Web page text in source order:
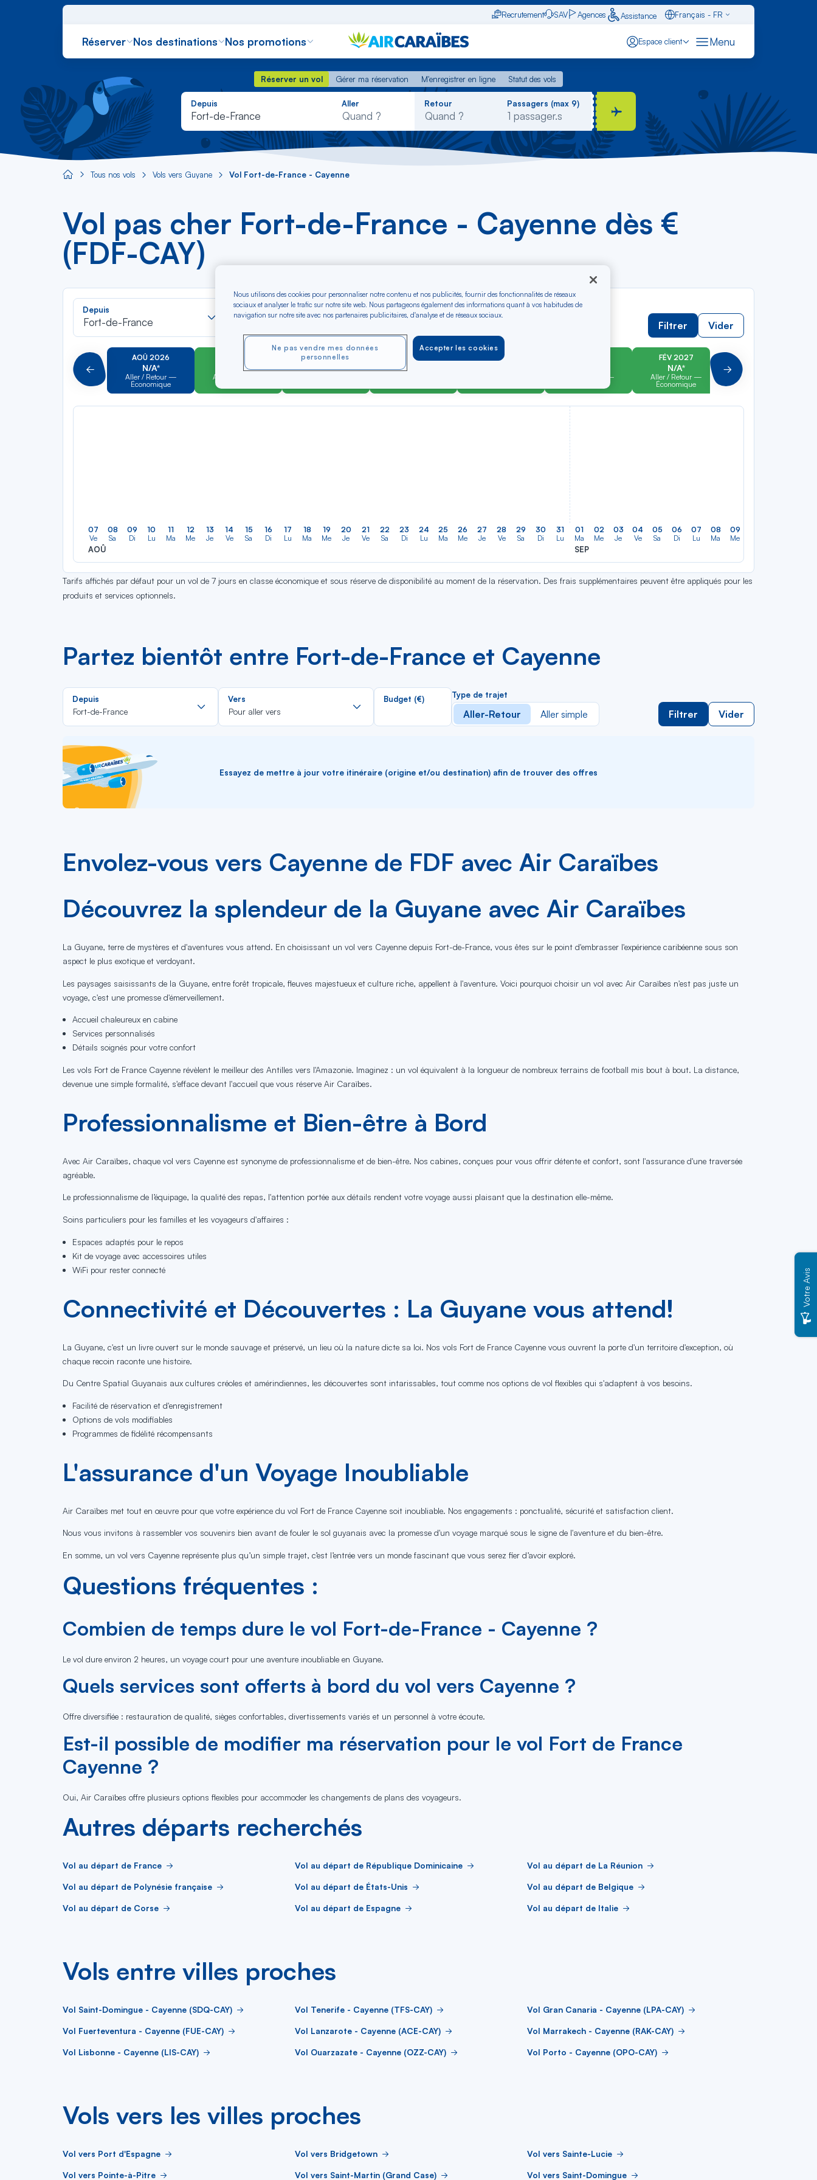
Recrutement SAV Agences Assistance
Français - FR
Réserver Nos destinations Nos promotions Espace client Menu
Réserver un vol Gérer ma réservation M'enregistrer en ligne
Statut des vols
Réserver un vol
Gérer ma réservation M'enregistrer en ligne Statut des vols
Depuis
Fort-de-France
Rechercher
dans
liste
Aller Retour Passagers (max 9)
Aircaraibes.com
Tous nos vols Vols vers Guyane Vol Fort-de-France - Cayenne
Vol pas cher Fort-de-France - Cayenne dès €
(FDF-CAY)
Depuis
Fort-de-France
Rechercher
dans
Vers
Pour aller vers
Rechercher
dans
la
Type de trajet
Filtrer Vider
Précédent
AOÛ 2026
N/A*
Aller / Retour —
Économique
N/A*
Aller / Retour —
OCT 2026
N/A*
NOV 2026
N/A*
DÉC 2026
Aller / Retour —
FÉV 2027
N/A*
Aller / Retour —
Économique
Aller / Retour —
Suivant
07
Ve
AOÛ
08
Sa
09
Di
10
Lu
11
Ma
12
Me
13
Je
14
Ve
15
Sa
16
Di
17
Lu
18
Ma
19
Me
20
Je
21
Ve
22
Sa
23
Di
24
Lu
25
Ma
26
Me
27
Je
28
Ve
29
Sa
30
Di
31
Lu
01
Ma
SEP
02
Me
03
Je
04
Ve
05
Sa
06
Di
07
Lu
08
Ma
09
Me
Tarifs affichés par défaut pour un vol de 7 jours en classe économique et sous réserve de disponibilité au moment de la réservation. Des frais supplémentaires peuvent être appliqués pour les
produits et services optionnels.
Partez bientôt entre Fort-de-France et Cayenne
Depuis
Fort-de-France
Rechercher
dans
la
Vers
Pour aller vers
Rechercher
la
Budget (€) Type de trajet
Aller-Retour Aller simple Filtrer Vider
Essayez de mettre à jour votre itinéraire (origine et/ou destination) afin de trouver des offres
Envolez-vous vers Cayenne de FDF avec Air Caraïbes
Découvrez la splendeur de la Guyane avec Air Caraïbes
La Guyane, terre de mystères et d'aventures vous attend. En choisissant un vol vers Cayenne depuis Fort-de-France, vous êtes sur le point d'embrasser l'expérience caribéenne sous son
aspect le plus exotique et verdoyant.
Les paysages saisissants de la Guyane, entre forêt tropicale, fleuves majestueux et culture riche, appellent à l'aventure. Voici pourquoi choisir un vol avec Air Caraïbes n'est pas juste un
voyage, c'est une promesse d'émerveillement.
Accueil chaleureux en cabine
Services personnalisés
Détails soignés pour votre confort
Les vols Fort de France Cayenne révèlent le meilleur des Antilles vers l'Amazonie. Imaginez : un vol équivalent à la longueur de nombreux terrains de football mis bout à bout. La distance,
devenue une simple formalité, s'efface devant l'accueil que vous réserve Air Caraïbes.
Professionnalisme et Bien-être à Bord
Avec Air Caraïbes, chaque vol vers Cayenne est synonyme de professionnalisme et de bien-être. Nos cabines, conçues pour vous offrir détente et confort, sont l'assurance d'une traversée
agréable.
Le professionnalisme de l’équipage, la qualité des repas, l'attention portée aux détails rendent votre voyage aussi plaisant que la destination elle-même.
Soins particuliers pour les familles et les voyageurs d'affaires :
Espaces adaptés pour le repos
Kit de voyage avec accessoires utiles
WiFi pour rester connecté
Connectivité et Découvertes : La Guyane vous attend!
La Guyane, c'est un livre ouvert sur le monde sauvage et préservé, un lieu où la nature dicte sa loi. Nos vols Fort de France Cayenne vous ouvrent la porte d'un territoire d'exception, où
chaque recoin raconte une histoire.
Du Centre Spatial Guyanais aux cultures créoles et amérindiennes, les découvertes sont intarissables, tout comme nos options de vol flexibles qui s'adaptent à vos besoins.
Facilité de réservation et d'enregistrement
Options de vols modifiables
Programmes de fidélité récompensants
L'assurance d'un Voyage Inoubliable
Air Caraïbes met tout en œuvre pour que votre expérience du vol Fort de France Cayenne soit inoubliable. Nos engagements : ponctualité, sécurité et satisfaction client.
Nous vous invitons à rassembler vos souvenirs bien avant de fouler le sol guyanais avec la promesse d'un voyage marqué sous le signe de l'aventure et du bien-être.
En somme, un vol vers Cayenne représente plus qu’un simple trajet, c’est l’entrée vers un monde fascinant que vous serez fier d’avoir exploré.
Questions fréquentes :
Combien de temps dure le vol Fort-de-France - Cayenne ?
Le vol dure environ 2 heures, un voyage court pour une aventure inoubliable en Guyane.
Quels services sont offerts à bord du vol vers Cayenne ?
Offre diversifiée : restauration de qualité, sièges confortables, divertissements variés et un personnel à votre écoute.
Est-il possible de modifier ma réservation pour le vol Fort de France
Cayenne ?
Oui, Air Caraïbes offre plusieurs options flexibles pour accommoder les changements de plans des voyageurs.
Autres départs recherchés
Vol au départ de France Vol au départ de République Dominicaine Vol au départ de La Réunion
Vol au départ de Polynésie française Vol au départ de États-Unis Vol au départ de Belgique
Vol au départ de Corse Vol au départ de Espagne Vol au départ de Italie
Vols entre villes proches
Vol Saint-Domingue - Cayenne (SDQ-CAY) Vol Tenerife - Cayenne (TFS-CAY) Vol Gran Canaria - Cayenne (LPA-CAY)
Vol Fuerteventura - Cayenne (FUE-CAY) Vol Lanzarote - Cayenne (ACE-CAY) Vol Marrakech - Cayenne (RAK-CAY)
Vol Lisbonne - Cayenne (LIS-CAY) Vol Ouarzazate - Cayenne (OZZ-CAY) Vol Porto - Cayenne (OPO-CAY)
Vols vers les villes proches
Vol vers Port d'Espagne Vol vers Bridgetown Vol vers Sainte-Lucie
Vol vers Pointe-à-Pitre Vol vers Saint-Martin (Grand Case) Vol vers Saint-Domingue
Nous utilisons des cookies pour personnaliser notre contenu et nos publicités, fournir des fonctionnalités de réseaux
sociaux et analyser le trafic sur notre site web. Nous partageons également des informations quant à vos habitudes de
navigation sur notre site avec nos partenaires publicitaires, d'analyse et de réseaux sociaux.
Accepter les cookies
Ne pas vendre mes données
personnelles
Votre Avis